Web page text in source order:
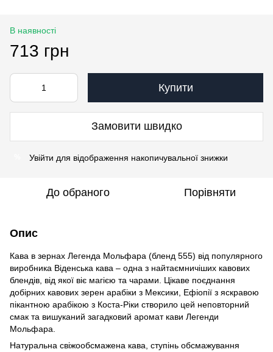
В наявності
713 грн
Купити
Замовити швидко
Увійти для відображення накопичувальної знижки
До обраного Порівняти
Опис
Кава в зернах Легенда Мольфара (бленд 555) від популярного
виробника Віденська кава – одна з найтаємничіших кавових
блендів, від якої віє магією та чарами. Цікаве поєднання
добірних кавових зерен арабіки з Мексики, Ефіопії з яскравою
пікантною арабікою з Коста-Ріки створило цей неповторний
смак та вишуканий загадковий аромат кави Легенди
Мольфара.
Натуральна свіжообсмажена кава, ступінь обсмажування